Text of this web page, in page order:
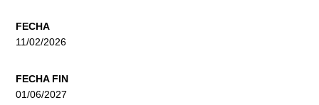
FECHA
11/02/2026
FECHA FIN
01/06/2027